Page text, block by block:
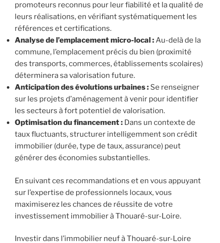
promoteurs reconnus pour leur fiabilité et la qualité de
leurs réalisations, en vérifiant systématiquement les
références et certifications.
Analyse de l’emplacement micro-local :Au-delà de la
commune, l’emplacement précis du bien (proximité
des transports, commerces, établissements scolaires)
déterminera sa valorisation future.
Anticipation des évolutions urbaines : Se renseigner
sur les projets d’aménagement à venir pour identifier
les secteurs à fort potentiel de valorisation.
Optimisation du financement : Dans un contexte de
taux fluctuants, structurer intelligemment son crédit
immobilier (durée, type de taux, assurance) peut
générer des économies substantielles.
En suivant ces recommandations et en vous appuyant
sur l’expertise de professionnels locaux, vous
maximiserez les chances de réussite de votre
investissement immobilier à Thouaré-sur-Loire.
Investir dans l’immobilier neuf à Thouaré-sur-Loire